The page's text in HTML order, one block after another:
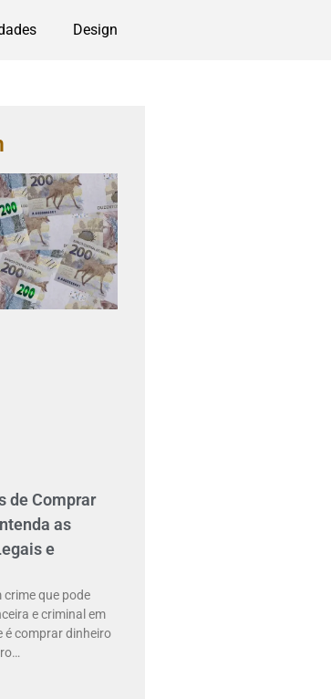
Design
de Comprar
as
e
crime que pode
e criminal em
é comprar dinheiro